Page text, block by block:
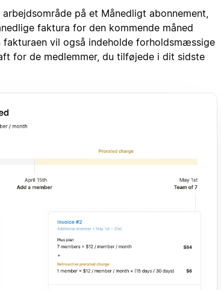
på et Månedligt abonnement,
faktura for den kommende måned
fakturaen vil også indeholde forholdsmæssige
for de medlemmer, du tilføjede i dit sidste